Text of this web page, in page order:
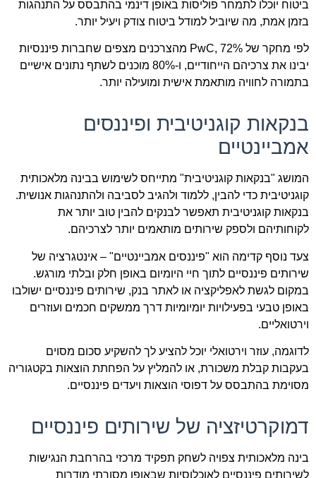
ביטוח יוכלו לתמחר פוליסות באופן דינמי בהתבסס על התנהגות
בזמן אמת, מה שיוביל למודל ביטוח צודק ויעיל יותר.
לפי מחקר של PwC, 72% מהצרכנים מצפים שחברות פיננסיות
יבינו את צרכיהם הייחודיים, ו-80% מוכנים לשתף נתונים אישיים
בתמורה לחוויה מותאמת אישית ומועילה יותר.
בנקאות קוגניטיבית ופיננסים
אמביינטיים
המושג "בנקאות קוגניטיבית" מתייחס לשימוש בבינה מלאכותית
קוגניטיבית כדי להבין, ללמוד ולהגיב לסביבה ולהתנהגות אנושית.
בנקאות קוגניטיבית תאפשר לבנקים להבין טוב יותר את
לקוחותיהם ולספק שירותים מותאמים יותר לצרכיהם.
צעד נוסף קדימה הוא "פיננסים אמביינטיים" – אינטגרציה של
שירותים פיננסיים לתוך חיי היומיום באופן חלק ובלתי מורגש.
במקום לגשת לאפליקציה או לאתר בנק, שירותים פיננסיים ישולבו
באופן טבעי בפעילויות יומיומיות דרך ממשקים חכמים ועוזרים
וירטואליים.
לדוגמה, עוזר וירטואלי יוכל להציע לך להשקיע סכום מסוים
בעקבות קבלת משכורת, או להמליץ על הפחתת הוצאות בקטגוריה
מסוימת בהתבסס על דפוסי הוצאות ויעדים פיננסיים.
דמוקרטיזציה של שירותים פיננסיים
בינה מלאכותית צפויה לשחק תפקיד מרכזי בהרחבת הנגישות
לשירותים פיננסיים לאוכלוסיות שבאופן מסורתי מודרות